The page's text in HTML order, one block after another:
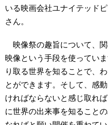
いる映画会社ユナイテッド
さん。
映像祭の趣旨について、
映像という手段を使ってい
り取る世界を知ることで、
とができます。そして、感
ければならないと感じ取れ
に世界の出来事を知ること